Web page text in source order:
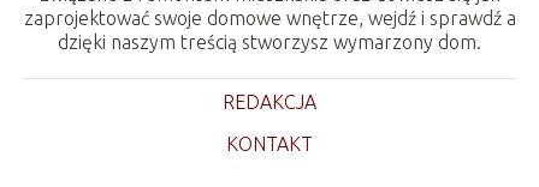
zaprojektować swoje domowe wnętrze, wejdź i sprawdź a
dzięki naszym treścią stworzysz wymarzony dom.
REDAKCJA
KONTAKT